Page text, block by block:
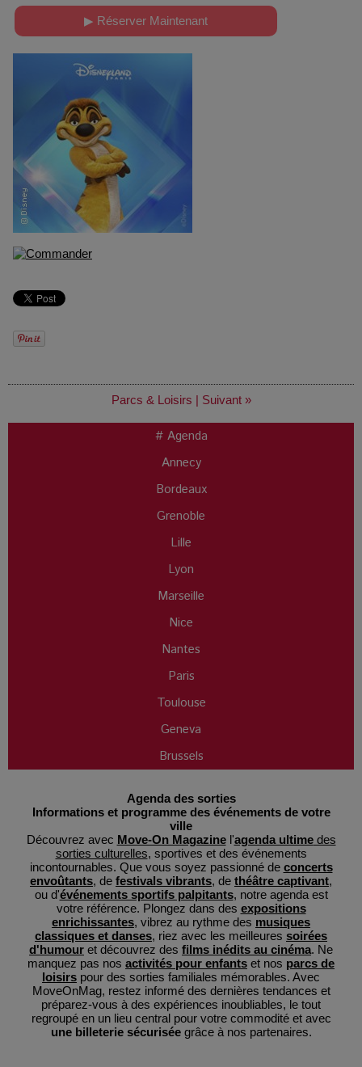
▶ Réserver Maintenant
Parcs & Loisirs | Suivant »
# Agenda
Annecy
Bordeaux
Grenoble
Lille
Lyon
Marseille
Nice
Nantes
Paris
Toulouse
Geneva
Brussels
Agenda des sorties
Informations et programme des événements de votre
ville
Découvrez avec Move-On Magazinel'agenda ultimedes
sorties culturelles, sportives et des événements
incontournables. Que vous soyez passionné de concerts
envoûtants, de festivals vibrants, de théâtre captivant,
ou d'événements sportifs palpitants, notre agenda est
votre référence. Plongez dans des expositions
enrichissantes, vibrez au rythme des musiques
classiques et danses, riez avec les meilleures soirées
d'humour et découvrez des films inédits au cinéma. Ne
manquez pas nos activités pour enfants et nos parcs de
loisirs pour des sorties familiales mémorables. Avec
MoveOnMag, restez informé des dernières tendances et
préparez-vous à des expériences inoubliables, le tout
regroupé en un lieu central pour votre commodité et avec
une billeterie sécuriséegrâce à nos partenaires.